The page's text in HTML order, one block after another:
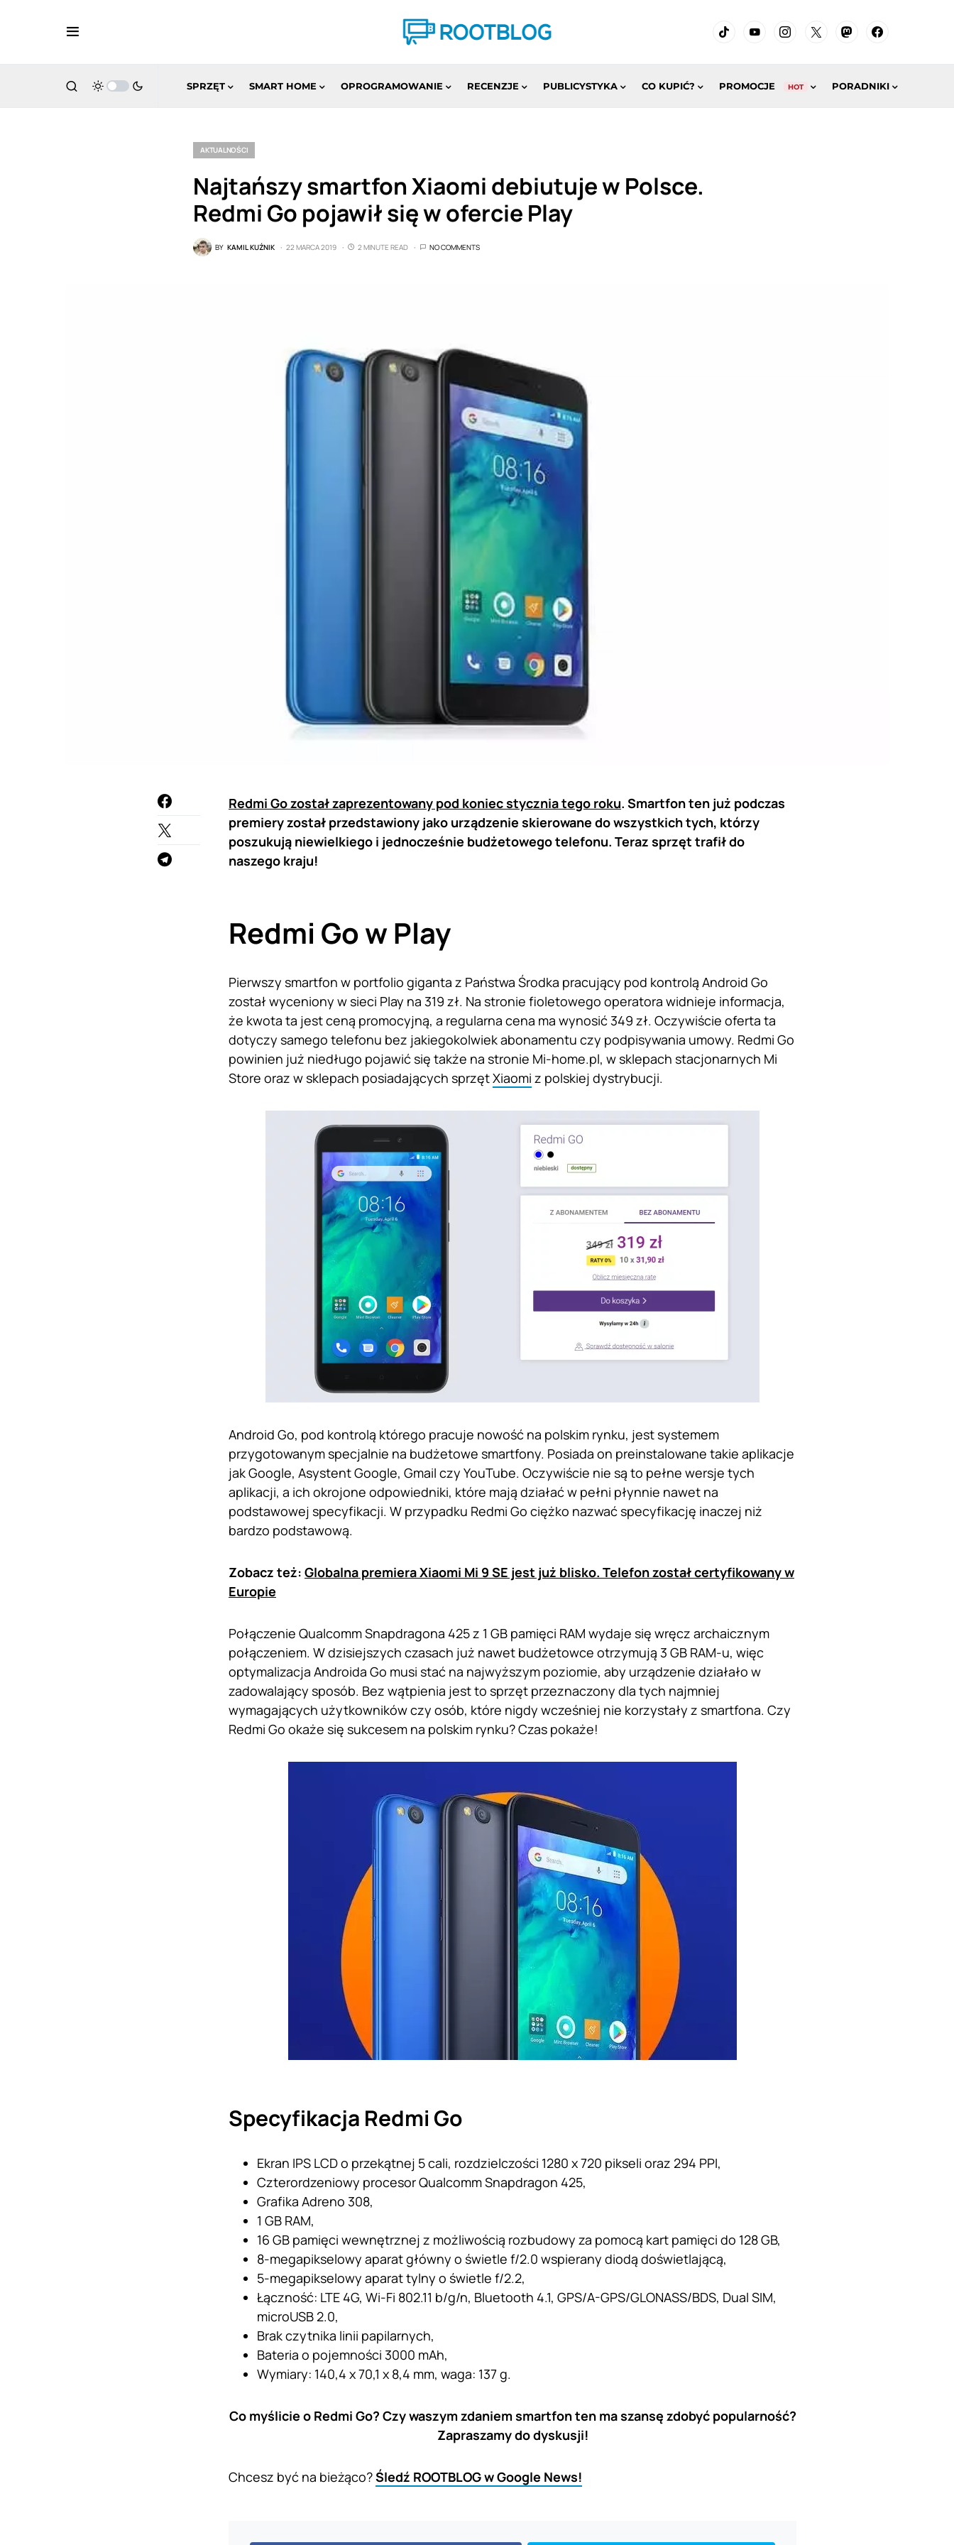
SPRZĘT SMART HOME OPROGRAMOWANIE RECENZJE PUBLICYSTYKA CO KUPIĆ? PROMOCJE HOT PORADNIKI
AKTUALNOŚCI
Najtańszy smartfon Xiaomi debiutuje w Polsce.
Redmi Go pojawił się w ofercie Play
BY KAMIL KUŹNIK 22 MARCA 2019 2 MINUTE READ NO COMMENTS
Redmi Go został zaprezentowany pod koniec stycznia tego roku. Smartfon ten już podczas
premiery został przedstawiony jako urządzenie skierowane do wszystkich tych, którzy
poszukują niewielkiego i jednocześnie budżetowego telefonu. Teraz sprzęt trafił do
naszego kraju!
Redmi Go w Play
Pierwszy smartfon w portfolio giganta z Państwa Środka pracujący pod kontrolą Android Go
został wyceniony w sieci Play na 319 zł. Na stronie fioletowego operatora widnieje informacja,
że kwota ta jest ceną promocyjną, a regularna cena ma wynosić 349 zł. Oczywiście oferta ta
dotyczy samego telefonu bez jakiegokolwiek abonamentu czy podpisywania umowy. Redmi Go
powinien już niedługo pojawić się także na stronie Mi-home.pl, w sklepach stacjonarnych Mi
Store oraz w sklepach posiadających sprzętXiaomi z polskiej dystrybucji.
Android Go, pod kontrolą którego pracuje nowość na polskim rynku, jest systemem
przygotowanym specjalnie na budżetowe smartfony. Posiada on preinstalowane takie aplikacje
jak Google, Asystent Google, Gmail czy YouTube. Oczywiście nie są to pełne wersje tych
aplikacji, a ich okrojone odpowiedniki, które mają działać w pełni płynnie nawet na
podstawowej specyfikacji. W przypadku Redmi Go ciężko nazwać specyfikację inaczej niż
bardzo podstawową.
Zobacz też: Globalna premiera Xiaomi Mi 9 SE jest już blisko. Telefon został certyfikowany w
Europie
Połączenie Qualcomm Snapdragona 425 z 1 GB pamięci RAM wydaje się wręcz archaicznym
połączeniem. W dzisiejszych czasach już nawet budżetowce otrzymują 3 GB RAM-u, więc
optymalizacja Androida Go musi stać na najwyższym poziomie, aby urządzenie działało w
zadowalający sposób. Bez wątpienia jest to sprzęt przeznaczony dla tych najmniej
wymagających użytkowników czy osób, które nigdy wcześniej nie korzystały z smartfona. Czy
Redmi Go okaże się sukcesem na polskim rynku? Czas pokaże!
Specyfikacja Redmi Go
Ekran IPS LCD o przekątnej 5 cali, rozdzielczości 1280 x 720 pikseli oraz 294 PPI,
Czterordzeniowy procesor Qualcomm Snapdragon 425,
Grafika Adreno 308,
1 GB RAM,
16 GB pamięci wewnętrznej z możliwością rozbudowy za pomocą kart pamięci do 128 GB,
8-megapikselowy aparat główny o świetle f/2.0 wspierany diodą doświetlającą,
5-megapikselowy aparat tylny o świetle f/2.2,
Łączność: LTE 4G, Wi-Fi 802.11 b/g/n, Bluetooth 4.1, GPS/A-GPS/GLONASS/BDS, Dual SIM,
microUSB 2.0,
Brak czytnika linii papilarnych,
Bateria o pojemności 3000 mAh,
Wymiary: 140,4 x 70,1 x 8,4 mm, waga: 137 g.
Co myślicie o Redmi Go? Czy waszym zdaniem smartfon ten ma szansę zdobyć popularność?
Zapraszamy do dyskusji!
Chcesz być na bieżąco?Śledź ROOTBLOG w Google News!